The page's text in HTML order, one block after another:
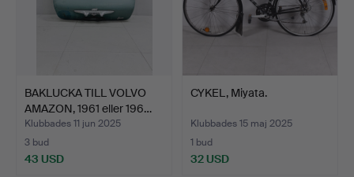
BAKLUCKA TILL VOLVO
AMAZON, 1961 eller 196…
Klubbades 11 jun 2025
3 bud
43 USD
CYKEL, Miyata.
Klubbades 15 maj 2025
1 bud
32 USD